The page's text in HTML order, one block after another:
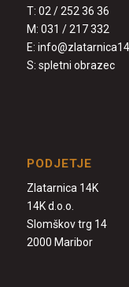
T: 02 / 252 36 36
M: 031 / 217 332
E:
S: spletni obrazec
PODJETJE
Zlatarnica 14K
14K d.o.o.
Slomškov trg 14
2000 Maribor